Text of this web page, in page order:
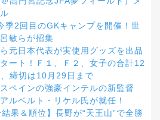
季2回目のGKキャンプを開催！世
敏らが招集
元日本代表が実使用グッズを出品
ート！Ｆ１、Ｆ２、女子の合計12
締切は10月29日まで
ペインの強豪インテルの新監督
ルベルト・リケル氏が就任！
果＆順位】長野が“天王山”で全勝